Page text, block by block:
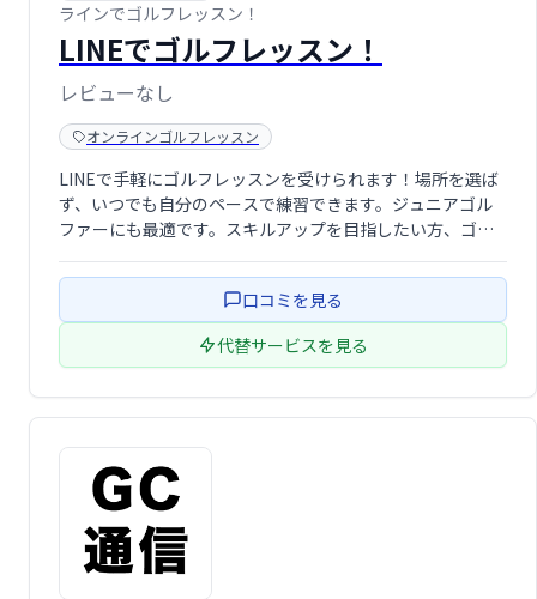
ラインでゴルフレッスン！
LINEでゴルフレッスン！
レビューなし
オンラインゴルフレッスン
LINEで手軽にゴルフレッスンを受けられます！場所を選ば
ず、いつでも自分のペースで練習できます。ジュニアゴル
ファーにも最適です。スキルアップを目指したい方、ゴル
口コミを見る
代替サービスを見る